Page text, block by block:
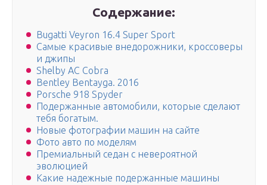
Содержание:
Bugatti Veyron 16.4 Super Sport
Самые красивые внедорожники, кроссоверы
и джипы
Shelby AC Cobra
Bentley Bentayga. 2016
Porsche 918 Spyder
Подержанные автомобили, которые сделают
тебя богатым.
Новые фотографии машин на сайте
Фото авто по моделям
Премиальный седан с невероятной
эволюцией
Какие надежные подержанные машины